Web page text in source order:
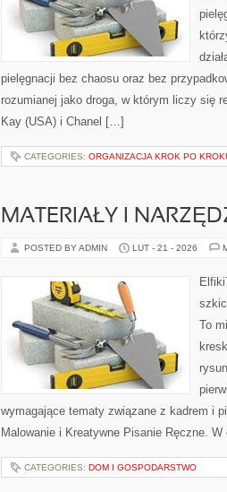
pielęgnacji bez chaosu oraz bez
rozumianej jako droga, w którym liczy się
Kay (USA) i Chanel […]
CATEGORIES: ORGANIZACJA KROK PO
MATERIAŁY I
POSTED BY ADMIN LUT - 21 - 2026
To
wymagające tematy związane z kadrem i
Malowanie i Kreatywne Pisanie Ręczne.
CATEGORIES: DOM I GOSPODARSTWO